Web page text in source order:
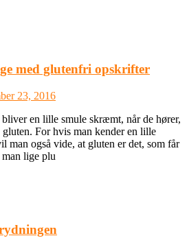
med glutenfri opskrifter
23, 2016
en lille smule skræmt, når de hører,
For hvis man kender en lille
man også vide, at gluten er det, som får
lige plu